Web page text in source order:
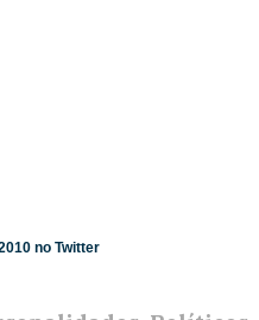
no Twitter